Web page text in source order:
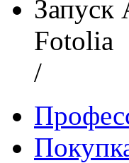
Запуск
Fotolia
/